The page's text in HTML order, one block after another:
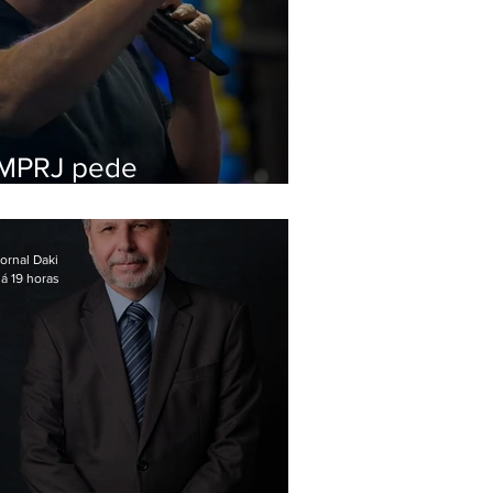
pede
Daki
19 horas